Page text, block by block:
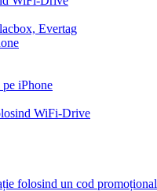
Evertag
iPhone
WiFi-Drive
folosind un cod promoțional